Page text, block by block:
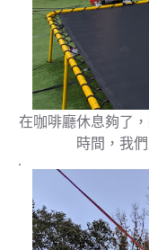
在咖啡廳休息夠了
時間，我
.